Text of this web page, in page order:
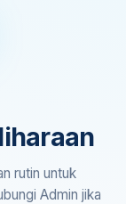
rutin untuk
Admin jika